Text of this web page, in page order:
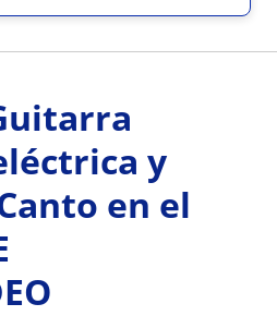
y
en el